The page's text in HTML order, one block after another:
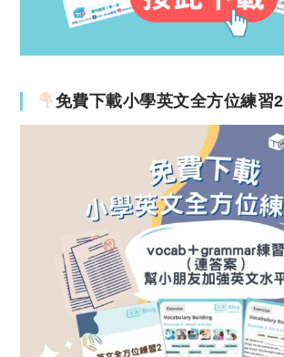
免費下載小學英文全方位練習2